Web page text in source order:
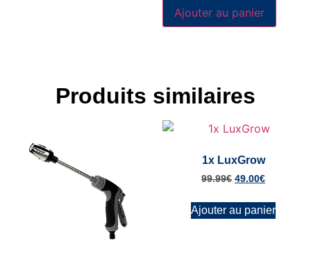
Ajouter au panier
Produits similaires
1x LuxGrow
99.99€ 49.00€
Ajouter au panier